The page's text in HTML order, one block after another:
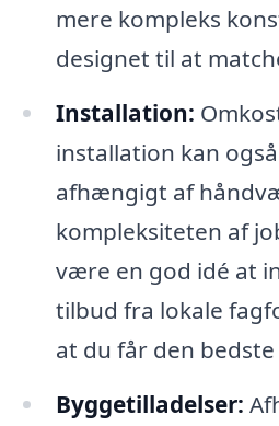
mere kompleks
designet til at
Installation:
installation kan
afhængigt af
kompleksiteten af
være en god idé at
tilbud fra lokale
at du får den bedste
Byggetilladelser: